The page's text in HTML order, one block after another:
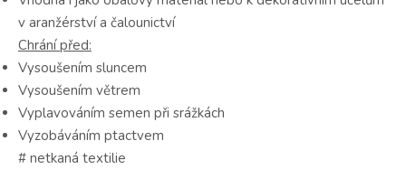
v aranžérství a čalounictví
Chrání před:
Vysoušením sluncem
Vysoušením větrem
Vyplavováním semen při srážkách
Vyzobáváním ptactvem
# netkaná textilie